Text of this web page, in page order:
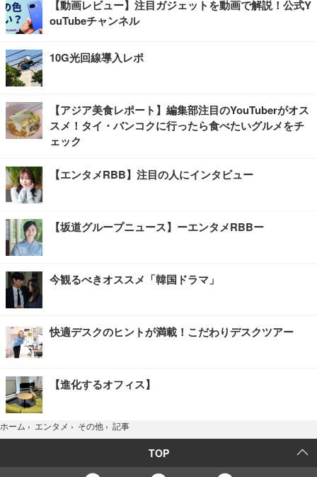
【動画レビュー】注目ガジェットを動画で解説！公式Y
ouTubeチャンネル
10G光回線導入レポ
【アジア美食レポート】編集部注目のYouTuberがオス
スメ！タイ・バンコクに行ったら食べたいグルメをチ
ェック
【エンタメRBB】注目の人にインタビュー
【坂道グループニュース】ーエンタメRBBー
今観るべきオススメ「韓国ドラマ」
快適デスクのヒントが満載！こだわりデスクツアー
【進化するオフィス】
ホーム › エンタメ › その他 › 記事
TOP